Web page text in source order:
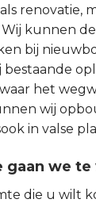
renovatie,
kunnen
bij
het
wij
in valse
gaan we
die u wilt